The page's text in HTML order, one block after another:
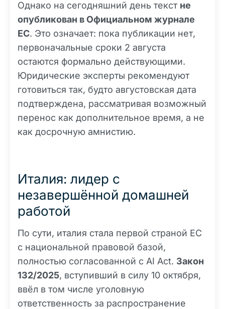
Однако на сегодняшний день текст не
опубликован в Официальном журнале
ЕС. Это означает: пока публикации нет,
первоначальные сроки 2 августа
остаются формально действующими.
Юридические эксперты рекомендуют
готовиться так, будто августовская дата
подтверждена, рассматривая возможный
перенос как дополнительное время, а не
как досрочную амнистию.
Италия: лидер с
незавершённой домашней
работой
По сути, италия стала первой страной ЕС
с национальной правовой базой,
полностью согласованной с AI Act. Закон
132/2025, вступивший в силу 10 октября,
ввёл в том числе уголовную
ответственность за распространение